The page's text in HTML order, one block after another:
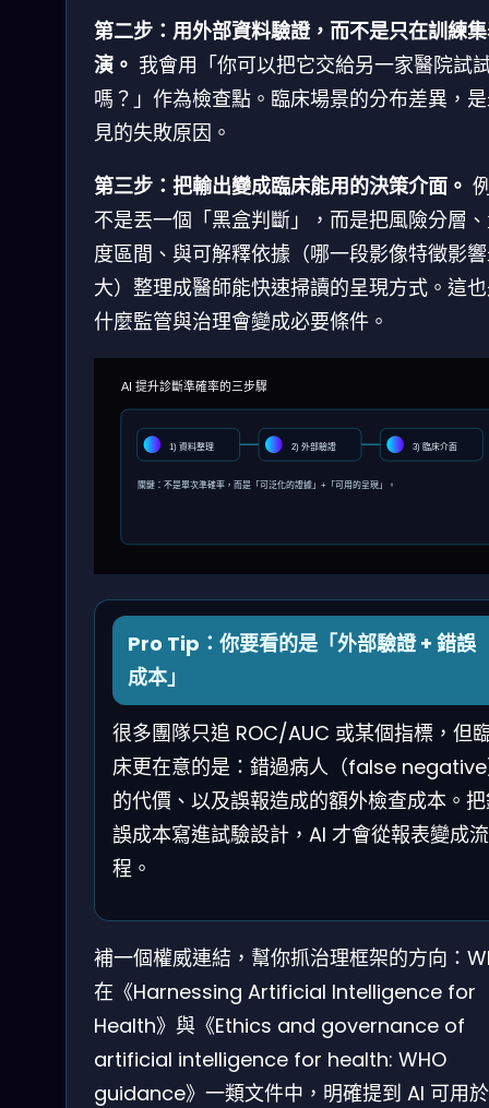
第二步：用外部資料驗證，而不是只在訓練
演。 我會用「你可以把它交給另一家醫院試
嗎？」作為檢查點。臨床場景的分布差異，
見的失敗原因。
第三步：把輸出變成臨床能用的決策介面。
不是丟一個「黑盒判斷」，而是把風險分層
度區間、與可解釋依據（哪一段影像特徵影
大）整理成醫師能快速掃讀的呈現方式。這
什麼監管與治理會變成必要條件。
AI 提升診斷準確率的三步驟
1) 資料整理 2) 外部驗證 3) 臨床介面
關鍵：不是單次準確率，而是「可泛化的證據」+「可用的呈現」。
Pro Tip：你要看的是「外部驗證 + 錯誤
成本」
很多團隊只追 ROC/AUC 或某個指標，但
床更在意的是：錯過病人（false
的代價、以及誤報造成的額外檢查成本。
誤成本寫進試驗設計，AI 才會從報表變成流
程。
補一個權威連結，幫你抓治理框架的方向：
在《Harnessing Artificial Intelligence for
Health》與《Ethics and governance of
artificial intelligence for health: WHO
guidance》一類文件中，明確提到 AI 可用